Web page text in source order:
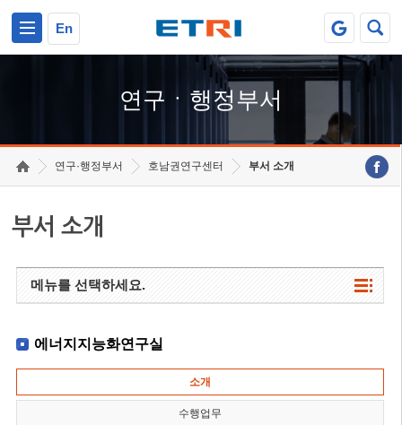
En
연구ㆍ행정부서
연구·행정부서 호남권연구센터 부서 소개
부서 소개
메뉴를 선택하세요.
에너지지능화연구실
소개
수행업무